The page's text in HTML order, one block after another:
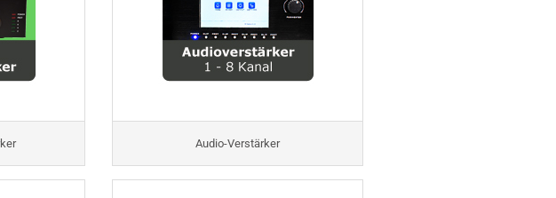
Audio-Verstärker